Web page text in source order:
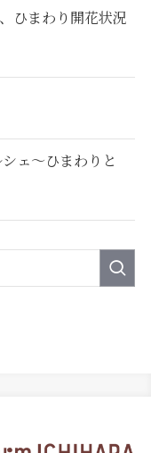
ひまわり開花状況
ェ～ひまわりと